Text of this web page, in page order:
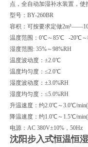
点，全自动加湿补水装置，使
型号：BY-260BR
容积：可按要求定做
温度范围：0℃～85℃ -20℃
湿度范围: 35%～98%RH
温度波动度：±2.0℃
温度均匀度：≤2.0℃
湿度波动度：±3.0%RH
湿度均匀度：≤5.0%RH
升温速度：约2.0℃～3.0℃/
降温速度：约1.0℃～1.5℃/
电源：AC 380V±10%，50Hz
沈阳步入式恒温恒